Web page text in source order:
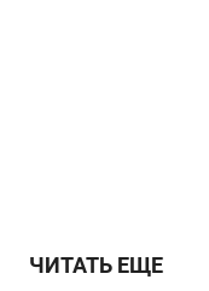
ЧИТАТЬ ЕЩЕ